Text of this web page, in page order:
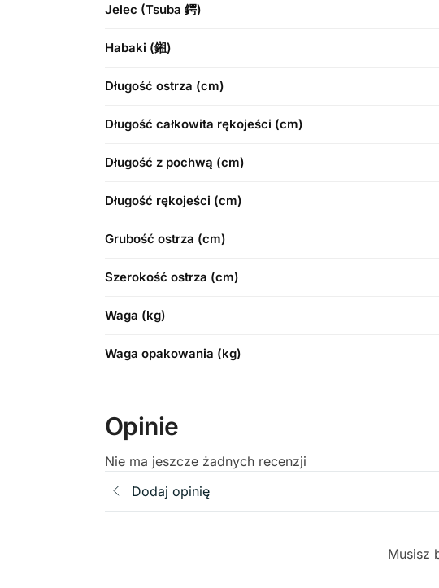
Jelec (Tsuba 鍔)
Habaki (鎺)
Długość ostrza (cm)
Długość całkowita rękojeści (cm)
Długość z pochwą (cm)
Długość rękojeści (cm)
Grubość ostrza (cm)
Szerokość ostrza (cm)
Waga (kg)
Waga opakowania (kg)
Opinie
Nie ma jeszcze żadnych recenzji
Dodaj opinię
Musisz